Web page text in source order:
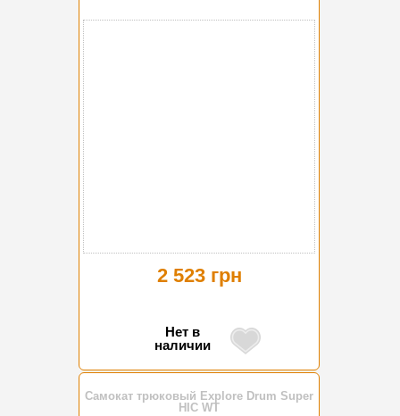
2 523 грн
Нет в
наличии
Самокат трюковый Explore Drum Super
HIC WT